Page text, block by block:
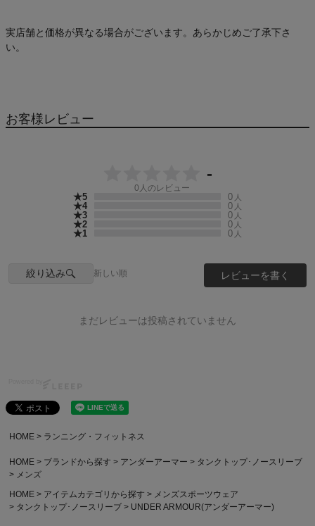
実店舗と価格が異なる場合がございます。あらかじめご了承下さ
い。
お客様レビュー
-
0 人のレビュー
★5 0 人
★4 0 人
★3 0 人
★2 0 人
★1 0 人
絞り込み 新しい順 レビューを書く
まだレビューは投稿されていません
HOME ランニング・フィットネス
HOME ブランドから探す アンダーアーマー
タンクトップ･ノースリーブ
メンズ
HOME
アイテムカテゴリから探す
メンズスポーツウェア
タンクトップ･ノースリーブ
UNDER ARMOUR(アンダーアーマー)